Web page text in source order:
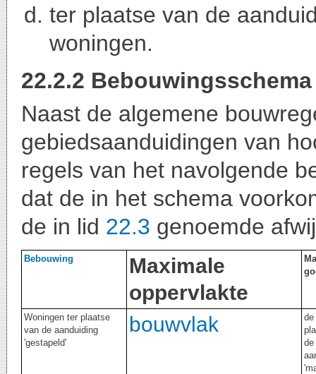
ter plaatse van de
woningen.
22.2.2 Bebouwingsschema
Naast de algemene
gebiedsaanduidingen van
regels van het navolgende
dat de in het schema
de in lid 22.3 genoemde
Bebouwing
Maximale
oppervlakte
Woningen ter plaatse
van de aanduiding
'gestapeld'
bouwvlak
de
de